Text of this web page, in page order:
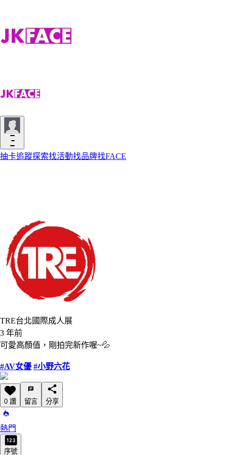
抽卡追蹤探索找活動找品牌找FACE
TRE台北國際成人展
3 年前
可愛高顏值，剛拍完新作喔~💦
#AV女優 #小野六花
0 讚 留言 分享
熱門
序號